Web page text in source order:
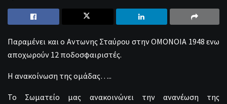
Παραμένει και ο Αντωνης Σταύρου στην ΟΜΟΝΟΙΑ 1948 ενω
αποχωρούν 12 ποδοσφαιριστές.
Η ανακοίνωση της ομάδας…..
Το Σωματείο μας ανακοινώνει την ανανέωση της